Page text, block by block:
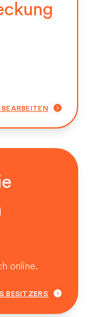
online.
BESITZERS